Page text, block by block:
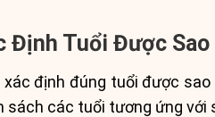
Định Tuổi Được
xác định đúng tuổi được
sách các tuổi tương ứng